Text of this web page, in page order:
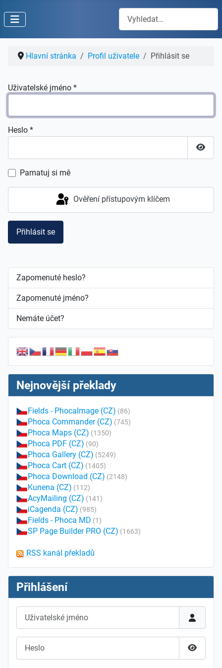
Hledat
Hlavní stránka Profil uživatele Přihlásit se
Uživatelské jméno *
Heslo *
Pamatuj si mě
Ověření přístupovým klíčem
Přihlásit se
Zapomenuté heslo?
Zapomenuté jméno?
Nemáte účet?
Nejnovější překlady
Fields - PhocaImage (CZ) (86)
Phoca Commander (CZ) (745)
Phoca Maps (CZ) (1350)
Phoca PDF (CZ) (90)
Phoca Gallery (CZ) (5249)
Phoca Cart (CZ) (1405)
Phoca Download (CZ) (2148)
Kunena (CZ) (112)
AcyMailing (CZ) (141)
iCagenda (CZ) (985)
Fields - Phoca MD (1)
SP Page Builder PRO (CZ) (1663)
RSS kanál překladů
Přihlášení